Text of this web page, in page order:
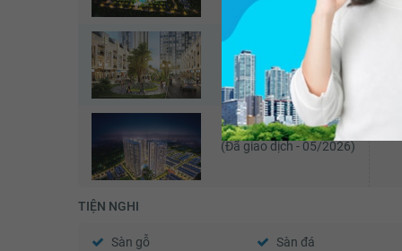
Vinhomes Gardenia
(Đã giao dịch - 07/2026)
(Đã giao dịch - 05/2026)
TIỆN NGHI
Sàn gỗ Sàn đá